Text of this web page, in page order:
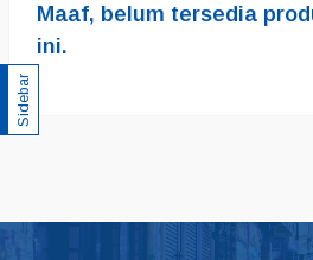
Maaf, belum tersedia
ini.
Sidebar